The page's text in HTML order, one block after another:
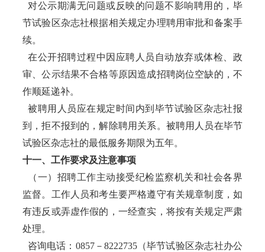
对公示期满无问题或反映的问题不影响聘用的，毕
节试验区杂志社根据相关规定办理聘用审批和备案手
续。
在公开招聘过程中因应聘人员自动放弃或体检、政
审、公示结果不合格等原因造成招聘岗位空缺的，不
作顺延递补。
被聘用人员应在规定时间内到毕节试验区杂志社报
到，拒不报到的，解除聘用关系。被聘用人员在毕节
试验区杂志社的最低服务期限为五年。
十一、工作要求及注意事项
（一）招聘工作主动接受纪检监察机关和社会各界
监督。工作人员和考生要严格遵守有关规章制度，如
有违反或弄虚作假的，一经查实，将按有关规定严肃
处理。
咨询电话：0857－8222735（毕节试验区杂志社办公